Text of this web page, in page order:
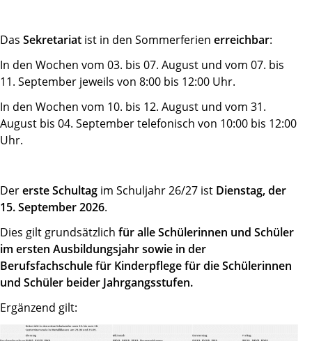
Das Sekretariat ist in den Sommerferien erreichbar:
In den Wochen vom 03. bis 07. August und vom 07. bis
11. September jeweils von 8:00 bis 12:00 Uhr.
In den Wochen vom 10. bis 12. August und vom 31.
August bis 04. September telefonisch von 10:00 bis 12:00
Uhr.
Dererste Schultag im Schuljahr 26/27 ist Dienstag, der
15. September 2026.
Dies gilt grundsätzlich für alle Schülerinnen und Schüler
im ersten Ausbildungsjahr sowie in der
Berufsfachschule für Kinderpflege für die Schülerinnen
und Schüler beider Jahrgangsstufen.
Ergänzend gilt: